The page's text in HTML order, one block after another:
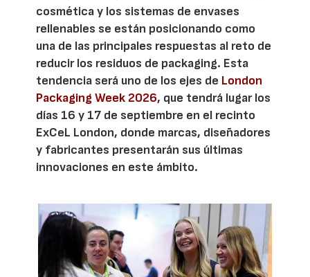
cosmética y los sistemas de envases
rellenables se están posicionando como
una de las principales respuestas al reto de
reducir los residuos de packaging. Esta
tendencia será uno de los ejes de London
Packaging Week 2026, que tendrá lugar los
días 16 y 17 de septiembre en el recinto
ExCeL London, donde marcas, diseñadores
y fabricantes presentarán sus últimas
innovaciones en este ámbito.